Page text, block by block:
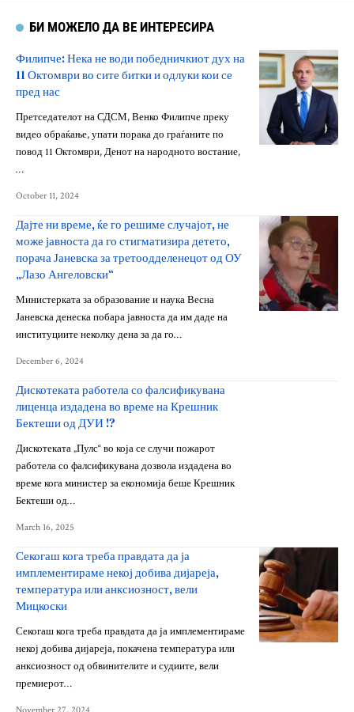
БИ МОЖЕЛО ДА ВЕ ИНТЕРЕСИРА
Филипче: Нека не води победничкиот дух на
11 Октомври во сите битки и одлуки кои се
пред нас
Претседателот на СДСМ, Венко Филипче преку
видео обраќање, упати порака до граѓаните по
повод 11 Октомври, Денот на народното востание,
…
October 11, 2024
Дајте ни време, ќе го решиме случајот, не
може јавноста да го стигматизира детето,
порача Јаневска за третоодделенецот од ОУ
„Лазо Ангеловски“
Министерката за образование и наука Весна
Јаневска денеска побара јавноста да им даде на
институциите неколку дена за да го…
December 6, 2024
Дискотеката работела со фалсификувана
лиценца издадена во време на Крешник
Бектеши од ДУИ !?
Дискотеката „Пулс“ во која се случи пожарот
работела со фалсификувана дозвола издадена во
време кога министер за економија беше Крешник
Бектеши од…
March 16, 2025
Секогаш кога треба правдата да ја
имплементираме некој добива дијареја,
температура или анксиозност, вели
Мицкоски
Секогаш кога треба правдата да ја имплементираме
некој добива дијареја, покачена температура или
анксиозност од обвинителите и судиите, вели
премиерот…